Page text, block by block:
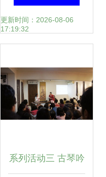
小学走进东油艺术
演出及文化研学游
活动圆满举行
更新时间：2026-08-06
17:19:32
系列活动三 古琴吟